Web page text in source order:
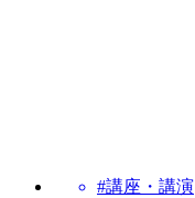
#講座・講演